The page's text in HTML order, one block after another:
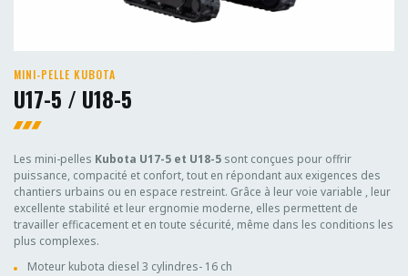
MINI-PELLE KUBOTA
U17-5 / U18-5
Les mini-pelles Kubota U17-5 et U18-5 sont conçues pour offrir
puissance, compacité et confort, tout en répondant aux exigences des
chantiers urbains ou en espace restreint. Grâce à leur voie variable , leur
excellente stabilité et leur ergnomie moderne, elles permettent de
travailler efficacement et en toute sécurité, même dans les conditions les
plus complexes.
Moteur kubota diesel 3 cylindres- 16 ch